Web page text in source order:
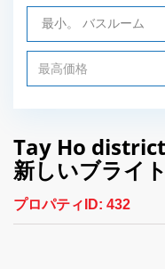
Tay Ho
新しいブライ
プロパティID: 432